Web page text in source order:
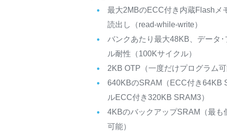
最大2MBのECC付き内蔵Flashメ
読出し（read-while-write）
バンクあたり最大48KB、データ･
ル耐性（100Kサイクル）
2KB OTP（一度だけプログラム可
640KBのSRAM（ECC付き64KB
ルECC付き320KB SRAM3）
4KBのバックアップSRAM（最も
可能）